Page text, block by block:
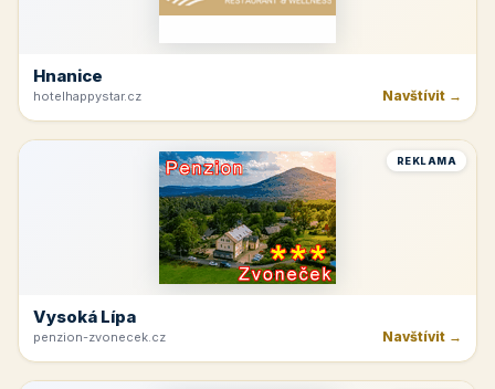
Hnanice
hotelhappystar.cz Navštívit →
REKLAMA
Vysoká Lípa
penzion-zvonecek.cz Navštívit →